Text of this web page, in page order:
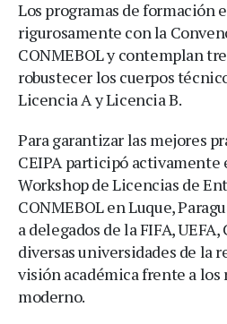
Los programas de formación
rigurosamente con la
CONMEBOL y contemplan
robustecer los cuerpos
Licencia A y Licencia B.
Para garantizar las mejores
CEIPA participó activamente
Workshop de Licencias de
CONMEBOL en Luque,
a delegados de la FIFA, UEFA,
diversas universidades de la
visión académica frente a los
moderno.